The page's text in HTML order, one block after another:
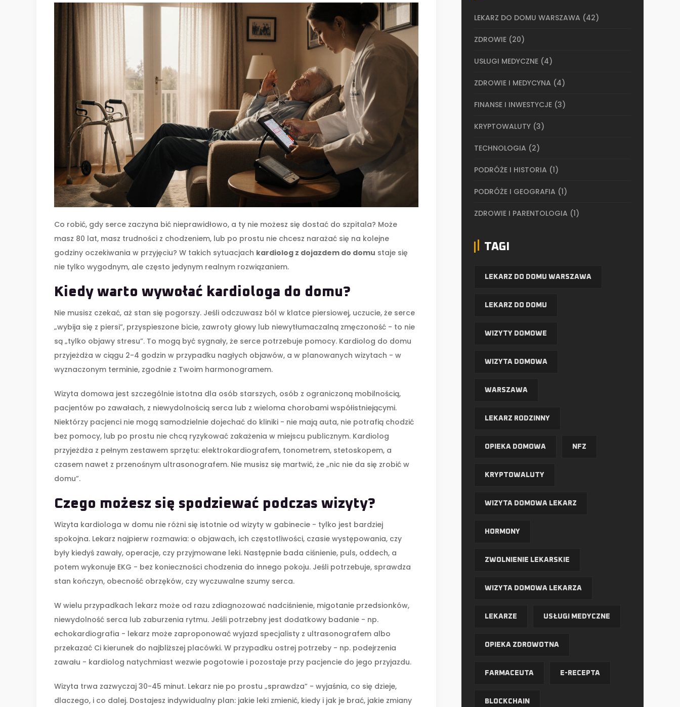
Co robić, gdy serce zaczyna bić nieprawidłowo, a ty nie możesz się dostać do szpitala? Może
masz 80 lat, masz trudności z chodzeniem, lub po prostu nie chcesz narażać się na kolejne
godziny oczekiwania w przyjęciu? W takich sytuacjach kardiolog z dojazdem do domu staje się
nie tylko wygodnym, ale często jedynym realnym rozwiązaniem.
Kiedy warto wywołać kardiologa do domu?
Nie musisz czekać, aż stan się pogorszy. Jeśli odczuwasz ból w klatce piersiowej, uczucie, że serce
„wybija się z piersi”, przyspieszone bicie, zawroty głowy lub niewytłumaczalną zmęczoność - to nie
są „tylko objawy stresu”. To mogą być sygnały, że serce potrzebuje pomocy. Kardiolog do domu
przyjeżdża w ciągu 2-4 godzin w przypadku nagłych objawów, a w planowanych wizytach - w
wyznaczonym terminie, zgodnie z Twoim harmonogramem.
Wizyta domowa jest szczególnie istotna dla osób starszych, osób z ograniczoną mobilnością,
pacjentów po zawałach, z niewydolnością serca lub z wieloma chorobami współistniejącymi.
Niektórzy pacjenci nie mogą samodzielnie dojechać do kliniki - nie mają auta, nie potrafią chodzić
bez pomocy, lub po prostu nie chcą ryzykować zakażenia w miejscu publicznym. Kardiolog
przyjeżdża z pełnym zestawem sprzętu: elektrokardiografem, tonometrem, stetoskopem, a
czasem nawet z przenośnym ultrasonografem. Nie musisz się martwić, że „nic nie da się zrobić w
domu”.
Czego możesz się spodziewać podczas wizyty?
Wizyta kardiologa w domu nie różni się istotnie od wizyty w gabinecie - tylko jest bardziej
spokojna. Lekarz najpierw rozmawia: o objawach, ich częstotliwości, czasie występowania, czy
były kiedyś zawały, operacje, czy przyjmowane leki. Następnie bada ciśnienie, puls, oddech, a
potem wykonuje EKG - bez konieczności chodzenia do innego pokoju. Jeśli potrzebuje, sprawdza
stan kończyn, obecność obrzęków, czy wyczuwalne szumy serca.
W wielu przypadkach lekarz może od razu zdiagnozować nadciśnienie, migotanie przedsionków,
niewydolność serca lub zaburzenia rytmu. Jeśli potrzebny jest dodatkowy badanie - np.
echokardiografia - lekarz może zaproponować wyjazd specjalisty z ultrasonografem albo
przekazać Ci kierunek do najbliższej placówki. W przypadku ostrej potrzeby - np. podejrzenia
zawału - kardiolog natychmiast wezwie pogotowie i pozostaje przy pacjencie do jego przyjazdu.
Wizyta trwa zazwyczaj 30-45 minut. Lekarz nie po prostu „sprawdza” - wyjaśnia, co się dzieje,
dlaczego, i co dalej. Dostajesz indywidualny plan: jakie leki zmienić, kiedy i jak je brać, jakie zmiany
LEKARZ DO DOMU WARSZAWA (42)
ZDROWIE (20)
USŁUGI MEDYCZNE (4)
ZDROWIE I MEDYCYNA (4)
FINANSE I INWESTYCJE (3)
KRYPTOWALUTY (3)
TECHNOLOGIA (2)
PODRÓŻE I HISTORIA (1)
PODRÓŻE I GEOGRAFIA (1)
ZDROWIE I PARENTOLOGIA (1)
TAGI
LEKARZ DO DOMU WARSZAWA
LEKARZ DO DOMU
WIZYTY DOMOWE
WIZYTA DOMOWA
WARSZAWA
LEKARZ RODZINNY
OPIEKA DOMOWA NFZ
KRYPTOWALUTY
WIZYTA DOMOWA LEKARZ
HORMONY
ZWOLNIENIE LEKARSKIE
WIZYTA DOMOWA LEKARZA
LEKARZE USŁUGI MEDYCZNE
OPIEKA ZDROWOTNA
FARMACEUTA E-RECEPTA
BLOCKCHAIN